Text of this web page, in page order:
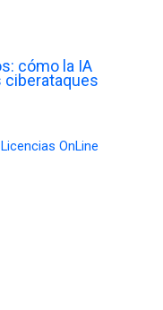
cómo la IA
ciberataques